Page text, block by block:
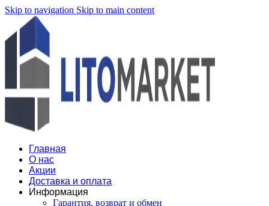
Skip to navigation Skip to main content
Главная
О нас
Акции
Доставка и оплата
Информация
Гарантия, возврат и обмен